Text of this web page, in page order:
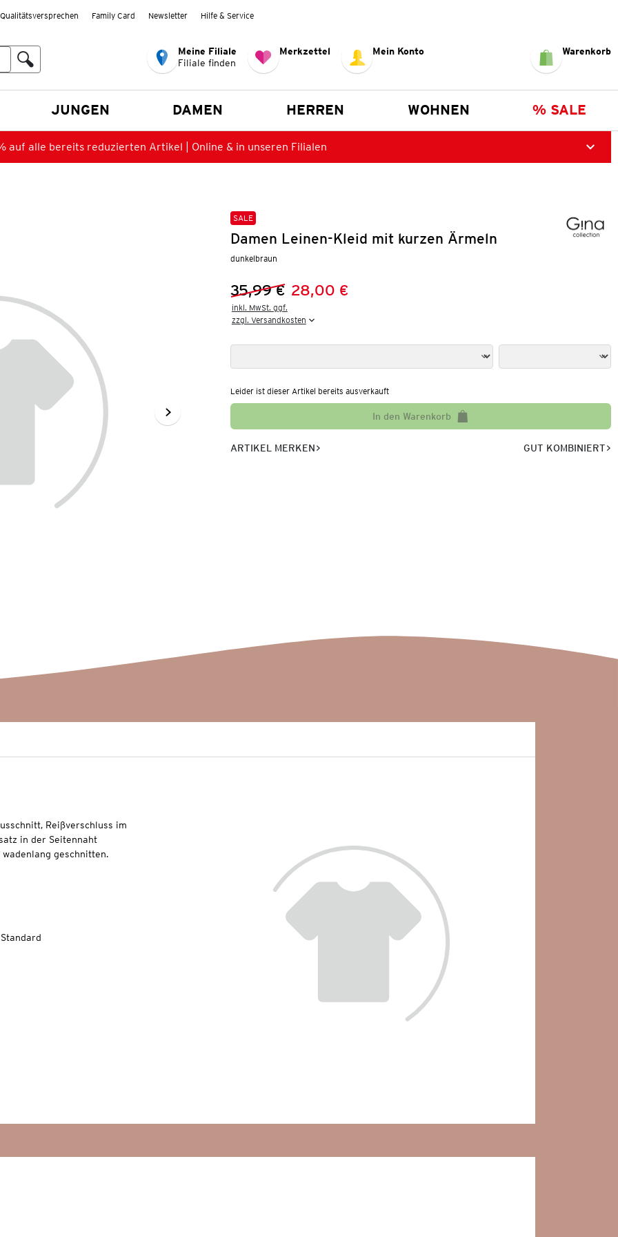
Qualitätsversprechen Family Card Newsletter Hilfe & Service
Meine Filiale
Filiale finden
Merkzettel Mein Konto Warenkorb
JUNGEN DAMEN HERREN WOHNEN % SALE
auf alle bereits reduzierten Artikel | Online & in unseren Filialen
SALE
Damen Leinen-Kleid mit kurzen Ärmeln
dunkelbraun
Vorheriger Preis:
35,99 €
Neuer Preis:28,00 €
inkl. MwSt. ggf.
zzgl. Versandkosten
Leider ist dieser Artikel bereits ausverkauft
In den Warenkorb
ARTIKEL MERKEN GUT KOMBINIERT
Reißverschluss im
in der Seitennaht
geschnitten.